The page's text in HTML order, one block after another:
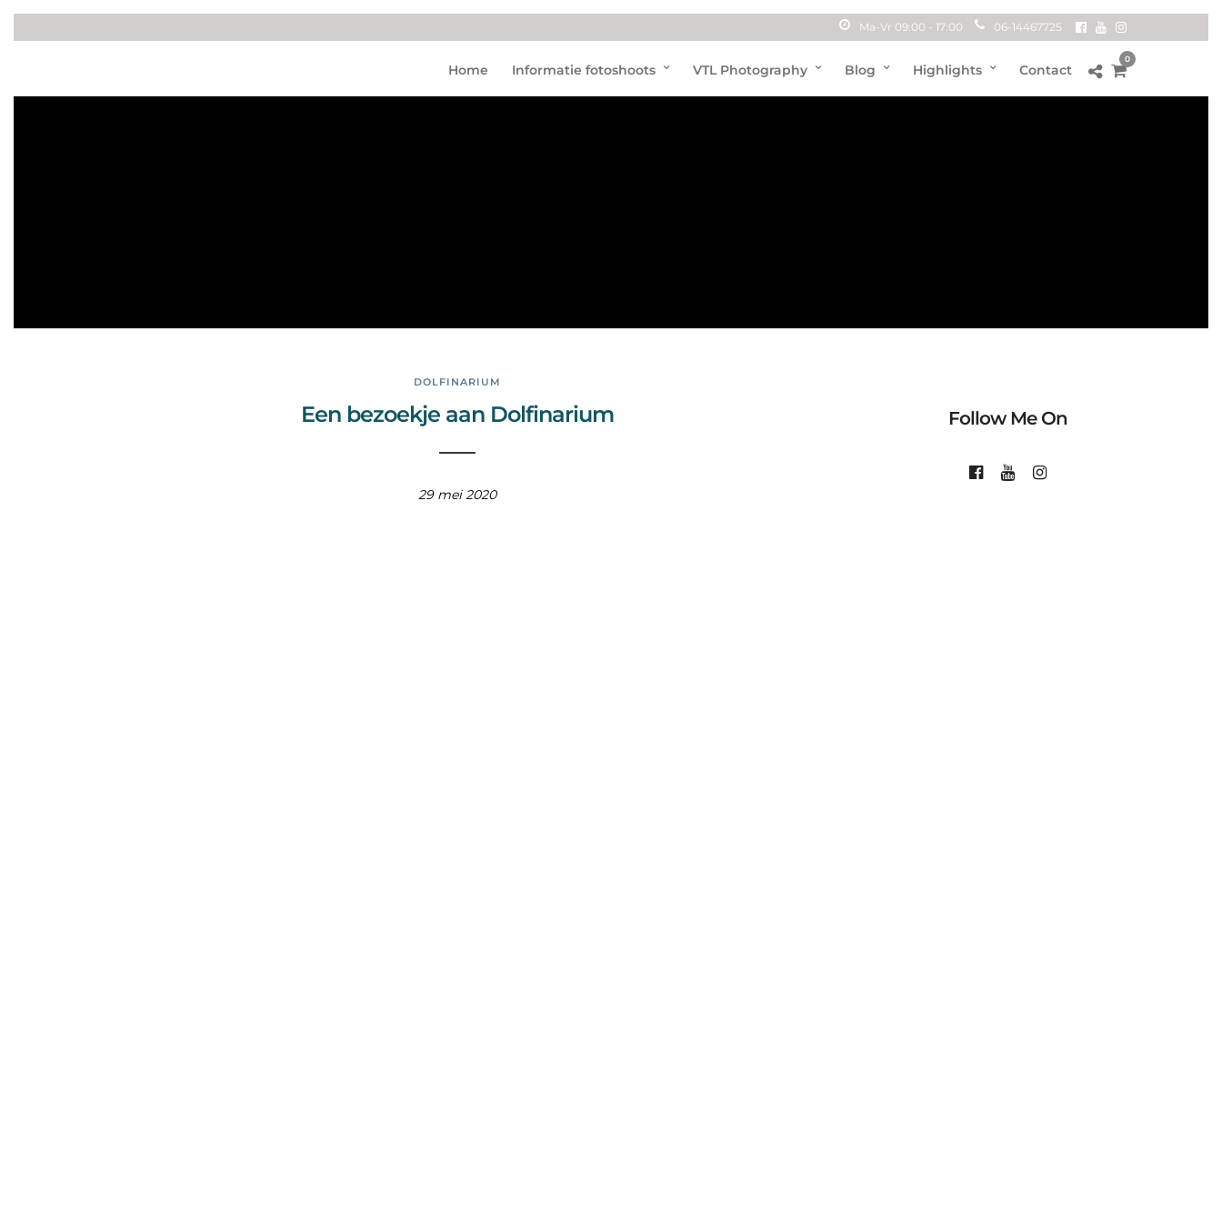
Ma-Vr 09:00 - 17:00 06-14467725
Home Informatie fotoshoots VTL Photography Blog Highlights Contact
0
Coro
DOLFINARIUM
Een bezoekje aan Dolfinarium
29 mei 2020
Follow Me On